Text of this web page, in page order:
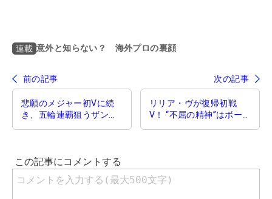
連載 意外と知らない？ 海外プロの裏顔
前の記事 次の記事
悲願のメジャー初Vに続
き、五輪連覇狙うザンダ
リリア・ヴが復帰初戦
V！ “不屈の精神”はボー